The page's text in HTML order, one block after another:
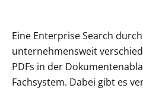
Eine Enterprise Search
unternehmensweit
PDFs in der
Fachsystem. Dabei gibt es